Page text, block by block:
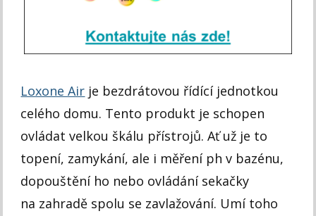
Loxone Air je bezdrátovou řídící jednotkou
celého domu. Tento produkt je schopen
ovládat velkou škálu přístrojů. Ať už je to
topení, zamykání, ale i měření ph v bazénu,
dopouštění ho nebo ovládání sekačky
na zahradě spolu se zavlažování. Umí toho